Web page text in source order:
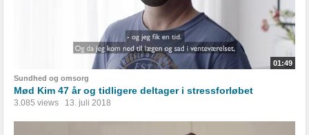
01:49
Sundhed og omsorg
Mød Kim 47 år og tidligere deltager i stressforløbet
3.085 views 13. juli 2018